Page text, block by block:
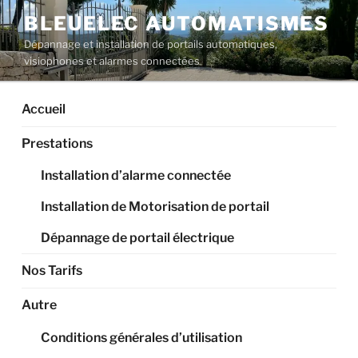
Aller
au
contenu
principal
BLEUELEC AUTOMATISMES
Dépannage et installation de portails automatiques,
visiophones et alarmes connectées
Accueil
Prestations
Installation d’alarme connectée
Installation de Motorisation de portail
Dépannage de portail électrique
Nos Tarifs
Autre
Conditions générales d’utilisation